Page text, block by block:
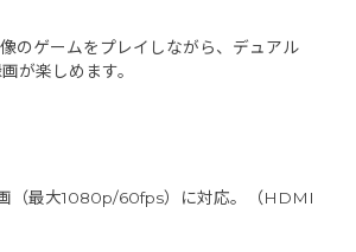
のゲームをプレイしながら、デュアル
が楽しめます。
（最大1080p/60fps）に対応。（HDMI